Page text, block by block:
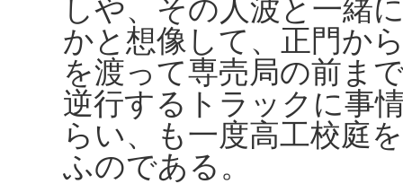
しや、その人波と一緒
かと想像して、正門か
を渡って専売局の前ま
逆行するトラックに事
らい、も一度高工校庭
ふのである。